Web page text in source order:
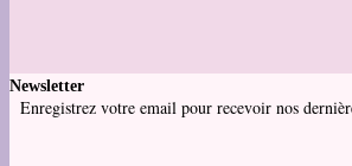
Newsletter
Enregistrez votre email pour recevoir nos